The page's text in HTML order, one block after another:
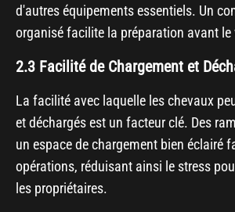
d'autres équipements essentiels. Un
organisé facilite la préparation avant le
2.3 Facilité de Chargement et
La facilité avec laquelle les chevaux
et déchargés est un facteur clé. Des
un espace de chargement bien éclairé
opérations, réduisant ainsi le stress
les propriétaires.